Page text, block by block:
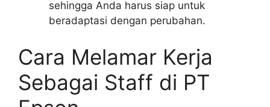
sehingga Anda harus siap untuk
beradaptasi dengan perubahan.
Cara Melamar Kerja
Sebagai Staff di PT